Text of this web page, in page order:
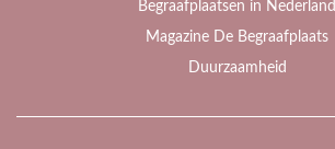
Begraafplaatsen in Nederland
Magazine De Begraafplaats
Duurzaamheid